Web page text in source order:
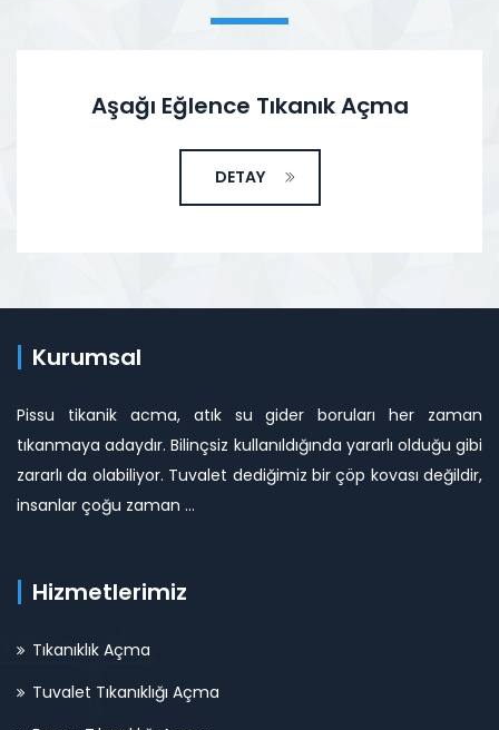
Aşağı Eğlence Tıkanık Açma
DETAY
Kurumsal
Pissu tikanik acma, atık su gider boruları her zaman
tıkanmaya adaydır. Bilinçsiz kullanıldığında yararlı olduğu gibi
zararlı da olabiliyor. Tuvalet dediğimiz bir çöp kovası değildir,
insanlar çoğu zaman ...
Hizmetlerimiz
Tıkanıklık Açma
Tuvalet Tıkanıklığı Açma